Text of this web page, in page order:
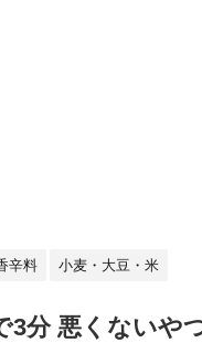
辛料 小麦・大豆・米
3分 悪くないや